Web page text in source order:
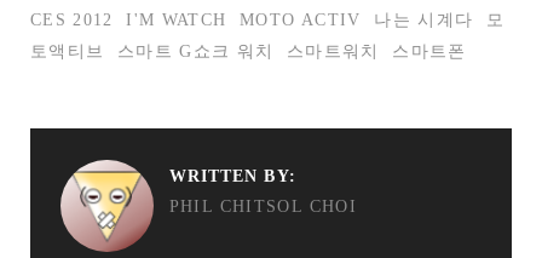
CES 2012
I'M WATCH MOTO ACTIV 나는 시계다
모
토액티브
스마트 G쇼크 워치 스마트워치 스마트폰
WRITTEN BY:
PHIL CHITSOL CHOI